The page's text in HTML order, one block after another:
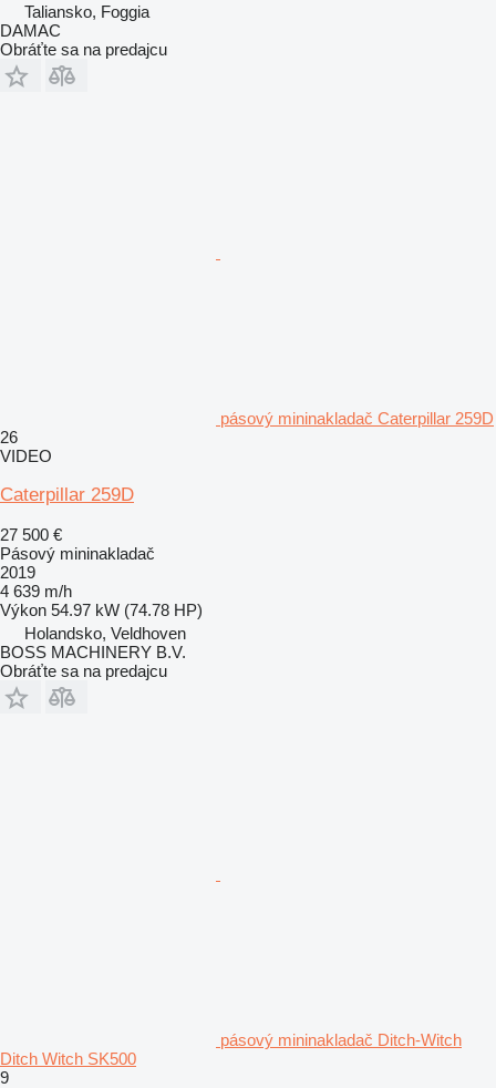
Taliansko, Foggia
DAMAC
Obráťte sa na predajcu
pásový mininakladač Caterpillar 259D
26
VIDEO
Caterpillar 259D
27 500 €
Pásový mininakladač
2019
4 639 m/h
Výkon 54.97 kW (74.78 HP)
Holandsko, Veldhoven
BOSS MACHINERY B.V.
Obráťte sa na predajcu
pásový mininakladač Ditch-Witch
Ditch Witch SK500
9